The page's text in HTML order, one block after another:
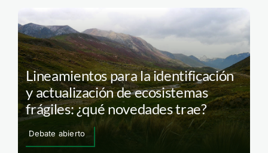
Lineamientos para la identificación
y actualización de ecosistemas
frágiles: ¿qué novedades trae?
Debate abierto